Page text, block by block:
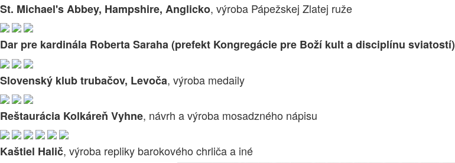
St. Michael's Abbey, Hampshire, Anglicko, výroba Pápežskej Zlatej ruže
Dar pre kardinála Roberta Saraha (prefekt Kongregácie pre Boží kult a disciplínu sviatostí)
Slovenský klub trubačov, Levoča, výroba medaily
Reštaurácia Kolkáreň Vyhne, návrh a výroba mosadzného nápisu
Kaštiel Halič, výroba repliky barokového chrliča a iné